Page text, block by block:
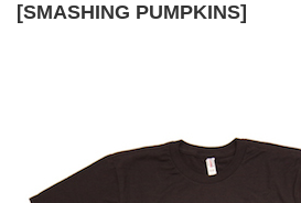
[SMASHING PUMPKINS]